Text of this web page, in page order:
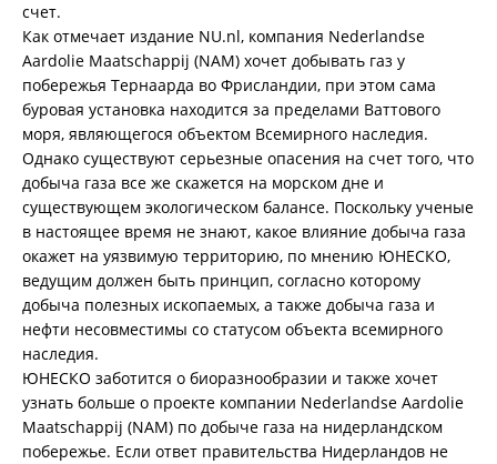
счет.
Как отмечает издание NU.nl, компания Nederlandse
Aardolie Maatschappij (NAM) хочет добывать газ у
побережья Тернаарда во Фрисландии, при этом сама
буровая установка находится за пределами Ваттового
моря, являющегося объектом Всемирного наследия.
Однако существуют серьезные опасения на счет того, что
добыча газа все же скажется на морском дне и
существующем экологическом балансе. Поскольку ученые
в настоящее время не знают, какое влияние добыча газа
окажет на уязвимую территорию, по мнению ЮНЕСКО,
ведущим должен быть принцип, согласно которому
добыча полезных ископаемых, а также добыча газа и
нефти несовместимы со статусом объекта всемирного
наследия.
ЮНЕСКО заботится о биоразнообразии и также хочет
узнать больше о проекте компании Nederlandse Aardolie
Maatschappij (NAM) по добыче газа на нидерландском
побережье. Если ответ правительства Нидерландов не